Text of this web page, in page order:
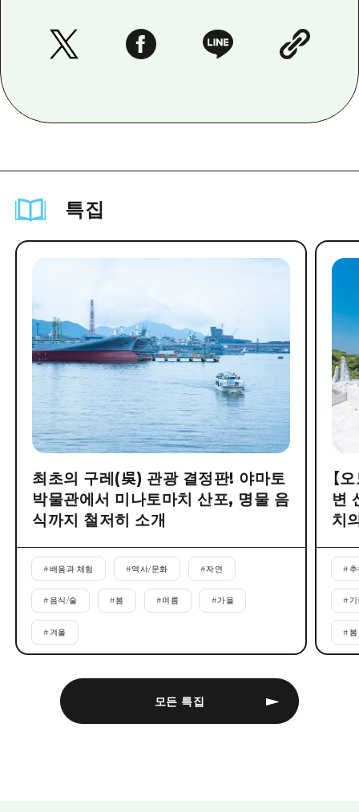
특집
모든 특집
최초의 구레(吳) 관광 결정판! 야마토
박물관에서 미나토마치 산포, 명물 음
식까지 철저히 소개
#배움과 체험 #역사/문화 #자연
#음식/술 #봄 #여름 #가을
# 겨울
【
변
치
#
#
#봄